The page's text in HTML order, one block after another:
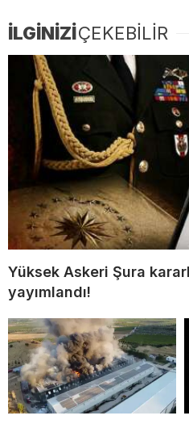
İLGİNİZİÇEKEBİLİR
Yüksek Askeri Şura
yayımlandı!